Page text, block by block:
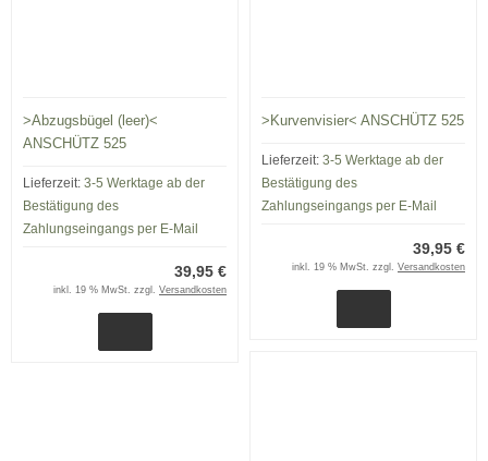
>Abzugsbügel (leer)<
ANSCHÜTZ 525
Lieferzeit: 3-5 Werktage ab der
Bestätigung des
Zahlungseingangs per E-Mail
39,95 €
inkl. 19 % MwSt. zzgl. Versandkosten
>Kurvenvisier< ANSCHÜTZ 525
Lieferzeit: 3-5 Werktage ab der
Bestätigung des
Zahlungseingangs per E-Mail
39,95 €
inkl. 19 % MwSt. zzgl. Versandkosten